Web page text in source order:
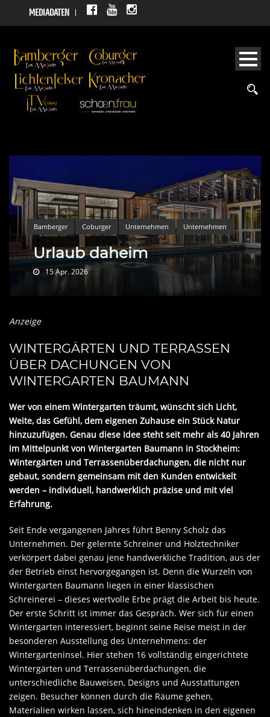
MEDIADATEN
Bamberger Coburger Unternehmen Unternehmen
Urlaub daheim
15 Apr. 2026
Anzeige
WINTERGÄRTEN UND TERRASSEN
ÜBER DACHUNGEN VON
WINTERGARTEN BAUMANN
Wer von einem Wintergarten träumt, wünscht sich Licht,
Weite, das Gefühl, dem eigenen Zuhause ein Stück Natur
hinzuzufügen. Genau diese Idee steht seit mehr als 40 Jahren
im Mittelpunkt von Wintergarten Baumann in Stockheim:
Wintergärten und Terrassenüberdachungen, die nicht nur
gebaut, sondern gemeinsam mit den Kunden entwickelt
werden – individuell, handwerklich präzise und mit viel
Erfahrung.
Seit Ende vergangenen Jahres führt Benny Scholz das
Unternehmen. Der gelernte Schreiner und Holztechniker
verkörpert dabei genau jene handwerkliche Tradition, aus der
der Betrieb einst hervorgegangen ist. Denn die Wurzeln von
Wintergarten Baumann liegen in einer klassischen
Schreinerei – dieses wertvolle Erbe prägt die Arbeit bis heute.
Der erste Schritt ist immer das Gespräch. Wer sich für einen
Wintergarten interessiert, beginnt seine Reise meist in der
besonderen Ausstellung des Unternehmens: der
Wintergarteninsel. Hier stehen 16 vollständig eingerichtete
Wintergärten und Terrassenüberdachungen, die
unterschiedliche Bauweisen, Designs und Ausstattungen
zeigen. Besucher können durch die Räume gehen,
Materialien wirken lassen, sich hineindenken in den eigenen